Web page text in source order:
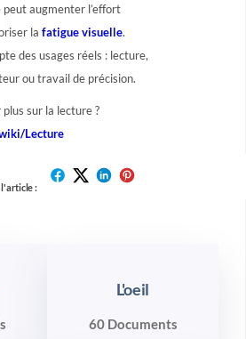
augmenter l’effort
la fatigue visuelle.
des usages réels : lecture,
ou travail de précision.
sur la lecture ?
Lecture
:
L'oeil
60 Documents